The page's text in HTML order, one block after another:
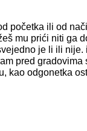
početka ili od
mu prići niti ga
je li ili nije.
pred
kao odgonetka